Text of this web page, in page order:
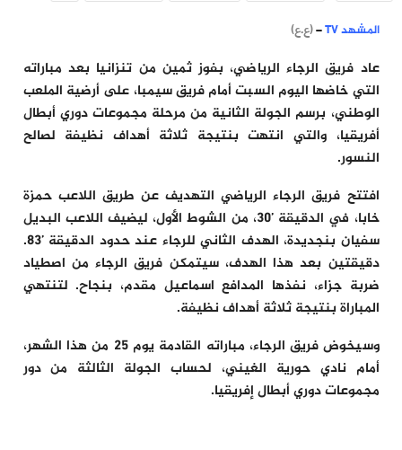
المشهد TV –(ع.ع)
عاد فريق الرجاء الرياضي، بفوز ثمين من تنزانيا بعد مباراته
التي خاضها اليوم السبت أمام فريق سيمبا، على أرضية الملعب
الوطني، برسم الجولة الثانية من مرحلة مجموعات دوري أبطال
أفريقيا، والتي انتهت بنتيجة ثلاثة أهداف نظيفة لصالح
النسور.
افتتح فريق الرجاء الرياضي التهديف عن طريق اللاعب حمزة
خابا، في الدقيقة ’30، من الشوط الأول، ليضيف اللاعب البديل
سفيان بنجديدة، الهدف الثاني للرجاء عند حدود الدقيقة ’83.
دقيقتين بعد هذا الهدف، سيتمكن فريق الرجاء من اصطياد
ضربة جزاء، نفذها المدافع اسماعيل مقدم، بنجاح. لتنتهي
المباراة بنتيجة ثلاثة أهداف نظيفة.
وسيخوض فريق الرجاء، مباراته القادمة يوم 25 من هذا الشهر،
أمام نادي حورية الغيني، لحساب الجولة الثالثة من دور
مجموعات دوري أبطال إفريقيا.